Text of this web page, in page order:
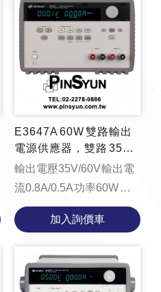
E3647A 60W 雙路輸出
電源供應器，雙路 35
V，0.8A 或 60V，0.5A
輸出電壓35V/60V 輸出電
流0.8A/0.5A 功率60W
function
loadYouTubeVideo() {
const videoContainer =
document.getElement...
加入詢價車